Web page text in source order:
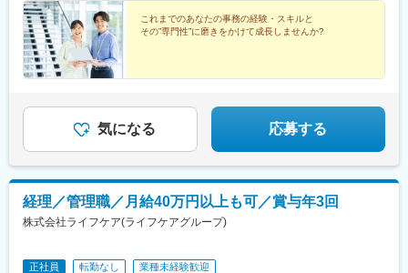
これまでのあなたの事務の経験・スキルと
その”専門性”に磨きをかけて成長しませんか?
気になる 応募する
経理／管理職／月給40万円以上も可／賞与年3回
株式会社ライフケア(ライフケアグループ)
正社員 転勤なし 業種未経験歓迎